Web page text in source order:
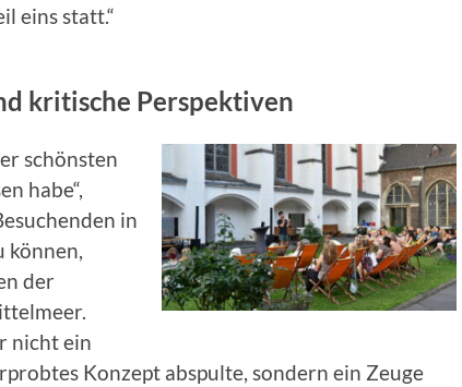
eins statt.“
kritische Perspektiven
schönsten
habe“,
in
können,
der
nicht ein
Konzept abspulte, sondern ein Zeuge